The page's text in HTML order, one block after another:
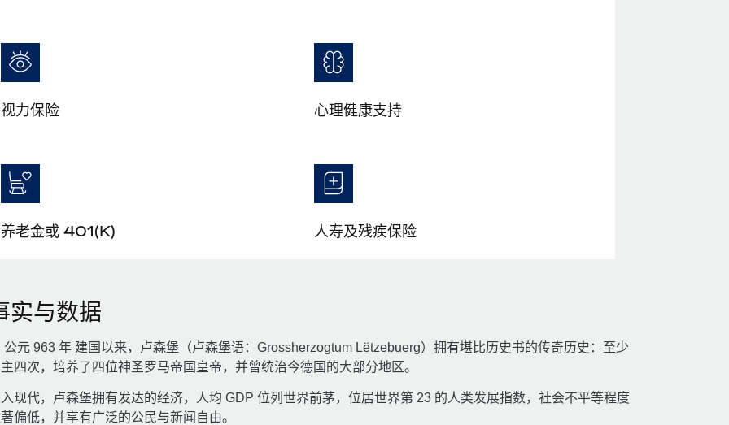
视力保险 心理健康支持
养老金或 401(K) 人寿及残疾保险
实与数据
公元 963 年 建国以来，卢森堡（卢森堡语：Grossherzogtum Lëtzebuerg）拥有堪比历史书的传奇历史：至少
四次，培养了四位神圣罗马帝国皇帝，并曾统治今德国的大部分地区。
现代，卢森堡拥有发达的经济，人均 GDP 位列世界前茅，位居世界第 23 的人类发展指数，社会不平等程度
偏低，并享有广泛的公民与新闻自由。